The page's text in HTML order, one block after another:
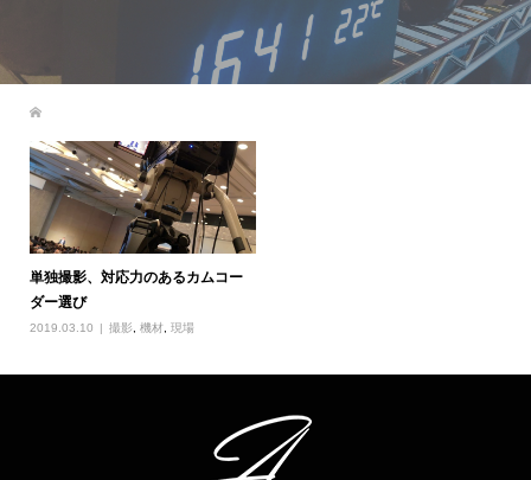
単独撮影、対応力のあるカムコー
ダー選び
2019.03.10 撮影, 機材, 現場